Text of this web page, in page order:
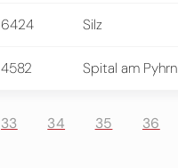
6424 Silz
4582 Spital am Pyhrn
33 34 35 36